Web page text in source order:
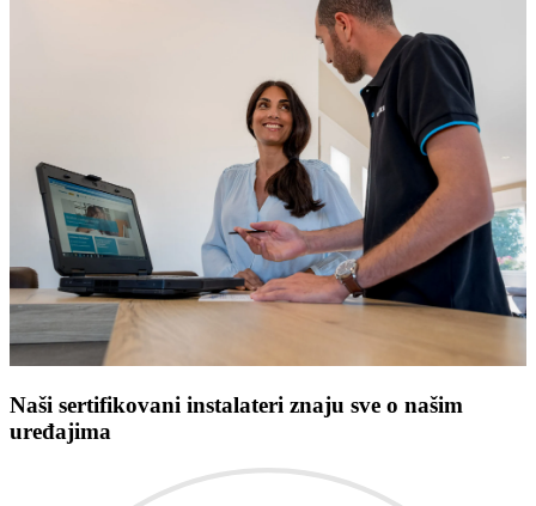
Naši sertifikovani instalateri znaju sve o našim
uređajima